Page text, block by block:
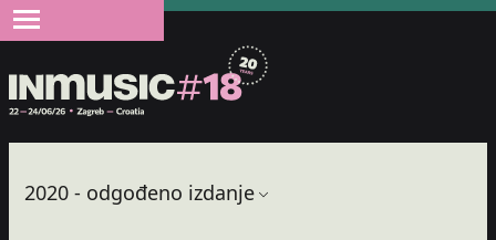
2020 - odgođeno izdanje